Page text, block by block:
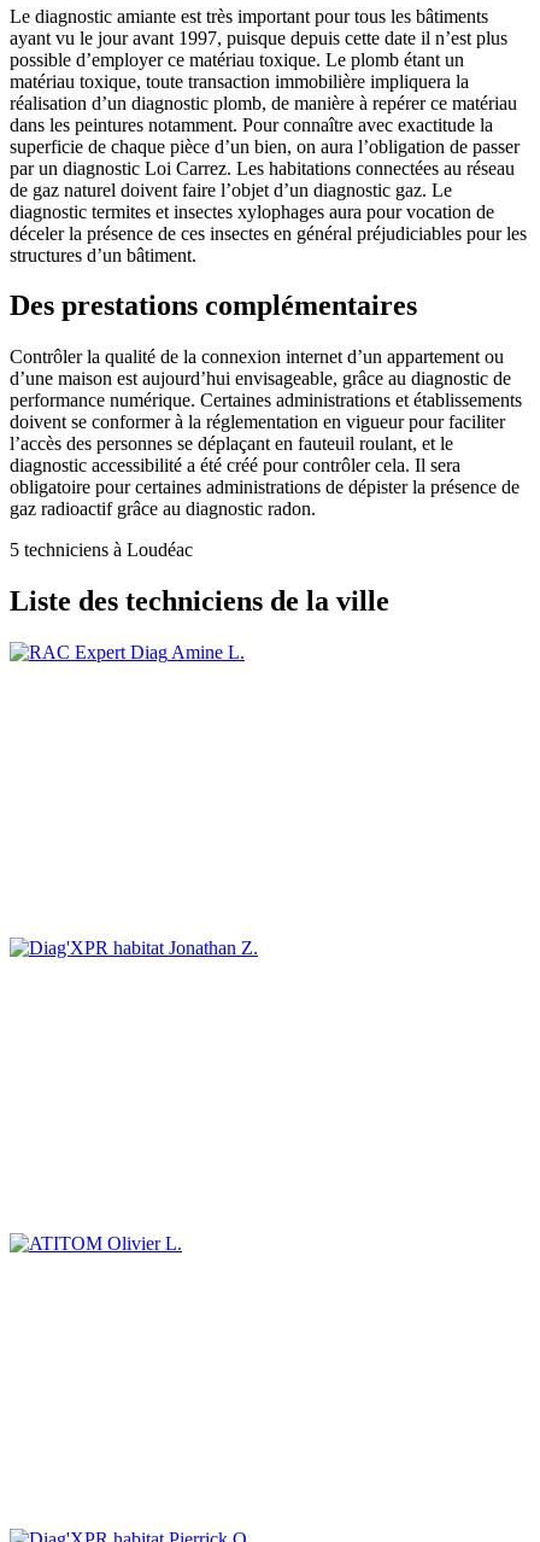
Le diagnostic amiante est très important pour tous les bâtiments
ayant vu le jour avant 1997, puisque depuis cette date il n’est plus
possible d’employer ce matériau toxique. Le plomb étant un
matériau toxique, toute transaction immobilière impliquera la
réalisation d’un diagnostic plomb, de manière à repérer ce matériau
dans les peintures notamment. Pour connaître avec exactitude la
superficie de chaque pièce d’un bien, on aura l’obligation de passer
par un diagnostic Loi Carrez. Les habitations connectées au réseau
de gaz naturel doivent faire l’objet d’un diagnostic gaz. Le
diagnostic termites et insectes xylophages aura pour vocation de
déceler la présence de ces insectes en général préjudiciables pour les
structures d’un bâtiment.
Des prestations complémentaires
Contrôler la qualité de la connexion internet d’un appartement ou
d’une maison est aujourd’hui envisageable, grâce au diagnostic de
performance numérique. Certaines administrations et établissements
doivent se conformer à la réglementation en vigueur pour faciliter
l’accès des personnes se déplaçant en fauteuil roulant, et le
diagnostic accessibilité a été créé pour contrôler cela. Il sera
obligatoire pour certaines administrations de dépister la présence de
gaz radioactif grâce au diagnostic radon.
5 techniciens à Loudéac
Liste des techniciens de la ville
Amine L.
Jonathan Z.
Olivier L.